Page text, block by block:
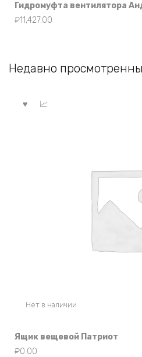
Гидромуфта вентилятора
₽11,427.00
Недавно
Нет в наличии
Ящик вещевой Патриот
₽0.00